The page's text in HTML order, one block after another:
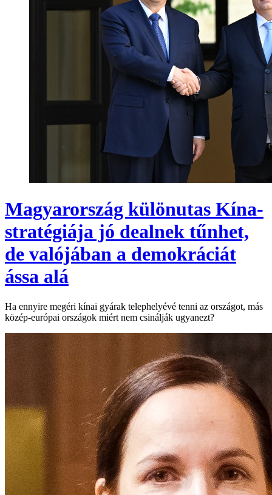
Magyarország különutas Kína-
stratégiája jó dealnek tűnhet,
de valójában a demokráciát
ássa alá
Ha ennyire megéri kínai gyárak telephelyévé tenni az országot, más
közép-európai országok miért nem csinálják ugyanezt?